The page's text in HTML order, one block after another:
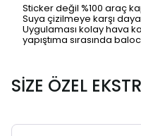
Sticker değil %100 araç
Suya çizilmeye karşı
Uygulaması kolay hava
yapıştıma sırasında
SİZE ÖZEL